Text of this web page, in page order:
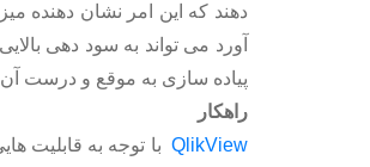
دهند که این امر نشان دهنده
آورد می تواند به سود دهی
پیاده سازی به موقع و درست آن
راهکار
QlikView با توجه به قابلیت